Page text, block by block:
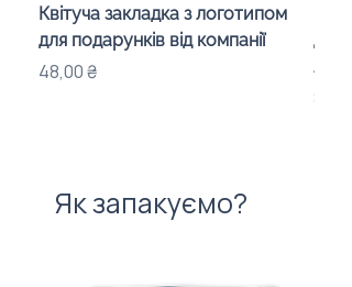
Квітуча закладка з логотипом
для подарунків від компанії
Ціна
48,00 ₴
для
Ціна
Як запакуємо?